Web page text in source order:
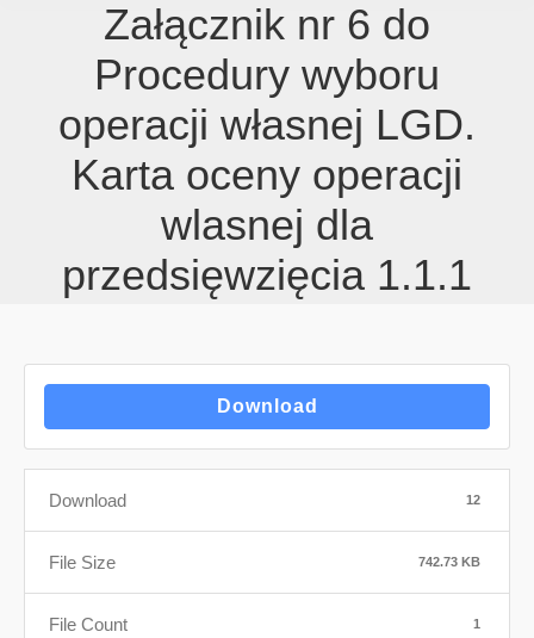
Załącznik nr 6 do
Procedury wyboru
operacji własnej LGD.
Karta oceny operacji
wlasnej dla
przedsięwzięcia 1.1.1
Download
Download 12
File Size 742.73 KB
File Count 1